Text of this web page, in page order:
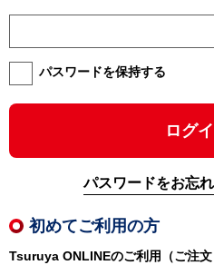
パスワードを保持する
ログ
パスワードをお忘
初めてご利用の方
Tsuruya ONLINEのご利用（ご注